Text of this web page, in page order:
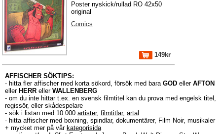
Poster nyskick/rullad RO 42x50
original
Comics
149kr
AFFISCHER SÖKTIPS:
- hitta fler affischer med korta sökord, försök med bara GOD eller AFTON
eller HERR eller WALLENBERG
- om du inte hittar t.ex. en svensk filmtitel kan du prova med engelsk titel,
regissör, eller skådespelare
- sök i listan med 10.000 artister, filmtitlar, årtal
- hitta affischer med boxning, spindlar, dokumentärer, Film Noir, musikaler
+ mycket mer på vår kategorisida